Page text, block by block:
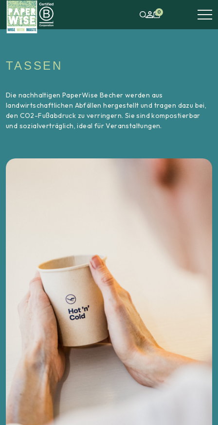
0
TASSEN
Die nachhaltigen PaperWise Becher werden aus
landwirtschaftlichen Abfällen hergestellt und tragen dazu bei,
den CO2-Fußabdruck zu verringern. Sie sind kompostierbar
und sozialverträglich, ideal für Veranstaltungen.